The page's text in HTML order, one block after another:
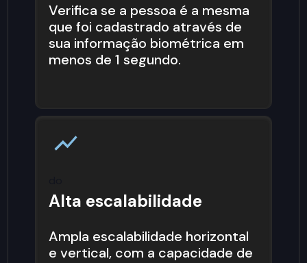
Verifica se a pessoa é a mesma
que foi cadastrado através de
sua informação biométrica em
menos de 1 segundo.
Alta escalabilidade
Ampla escalabilidade horizontal
e vertical, com a capacidade de